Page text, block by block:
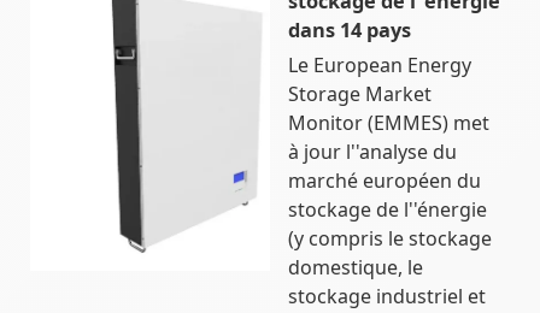
dans 14 pays
Le European Energy
Storage Market
Monitor (EMMES) met
à jour l''analyse du
marché européen du
stockage de l''énergie
(y compris le stockage
domestique, le
stockage industriel et